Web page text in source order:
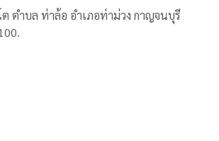
ตำบล ท่าล้อ อำเภอท่าม่วง กาญจนบุรี